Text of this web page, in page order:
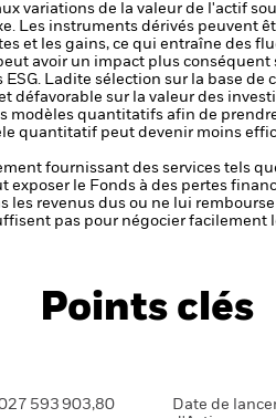
variations de la valeur de l'actif
Les instruments dérivés peuvent
et les gains, ce qui entraîne des
avoir un impact plus conséquent
Ladite sélection sur la base
défavorable sur la valeur des
modèles quantitatifs afin de
quantitatif peut devenir moins
fournissant des services tels
le Fonds à des pertes
revenus dus ou ne lui
pas pour négocier facilement
Points clés
593 903,80
Date de